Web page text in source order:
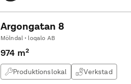
Argongatan 8
Mölndal • loqalo AB
974 m²
Produktionslokal Verkstad